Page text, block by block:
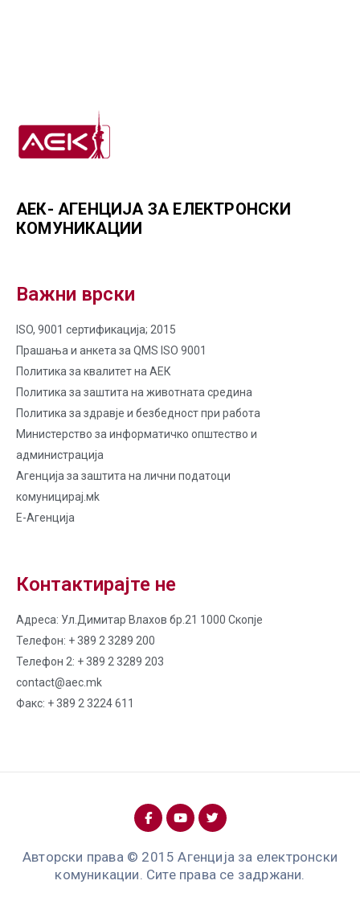
АЕК- АГЕНЦИЈА ЗА ЕЛЕКТРОНСКИ
КОМУНИКАЦИИ
Важни врски
ISO, 9001 сертификација; 2015
Прашања и анкета за QMS ISO 9001
Политика за квалитет на AЕК
Политика за заштита на животната средина
Политика за здравје и безбедност при работа
Министерство за информатичко општество и
администрација
Агенција за заштита на лични податоци
комуницирај.мk
Е-Агенција
Контактирајте не
Адреса: Ул.Димитар Влахов бр.21 1000 Скопје
Телефон: + 389 2 3289 200
Телефон 2: + 389 2 3289 203
contact@aec.mk
Факс: + 389 2 3224 611
Авторски права © 2015 Агенција за електронски
комуникации. Сите права се задржани.